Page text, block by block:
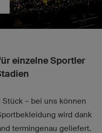
einzelne Sportler
– bei uns können
wird dank
termingenau geliefert.